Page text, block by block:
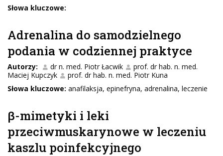
Słowa kluczowe:
Adrenalina do samodzielnego
podania w codziennej praktyce
Autorzy: dr n. med. Piotr Łacwik
prof. dr hab. n. med.
Maciej Kupczyk
prof. dr hab. n. med. Piotr Kuna
Słowa kluczowe: anafilaksja, epinefryna, adrenalina, leczenie
β-mimetyki i leki
przeciwmuskarynowe w leczeniu
kaszlu poinfekcyjnego